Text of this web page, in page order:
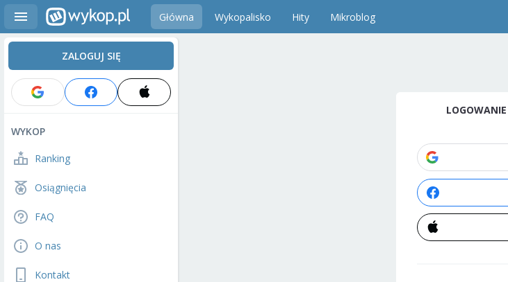
Główna Wykopalisko Hity Mikroblog
ZALOGUJ SIĘ
WYKOP
Ranking
Osiągnięcia
FAQ
O nas
Kontakt
LOGOWANIE